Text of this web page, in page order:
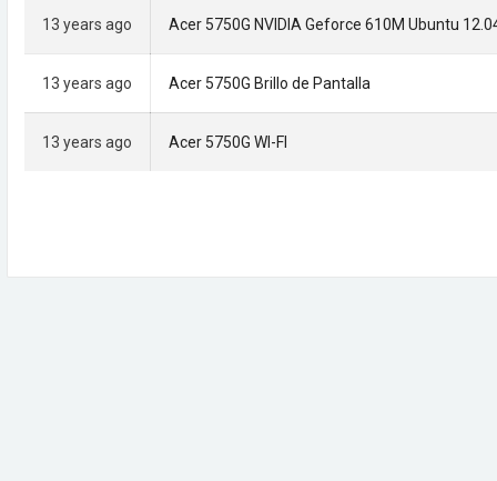
13 years ago Acer 5750G NVIDIA Geforce 610M Ubuntu
13 years ago Acer 5750G Brillo de Pantalla
13 years ago Acer 5750G WI-FI